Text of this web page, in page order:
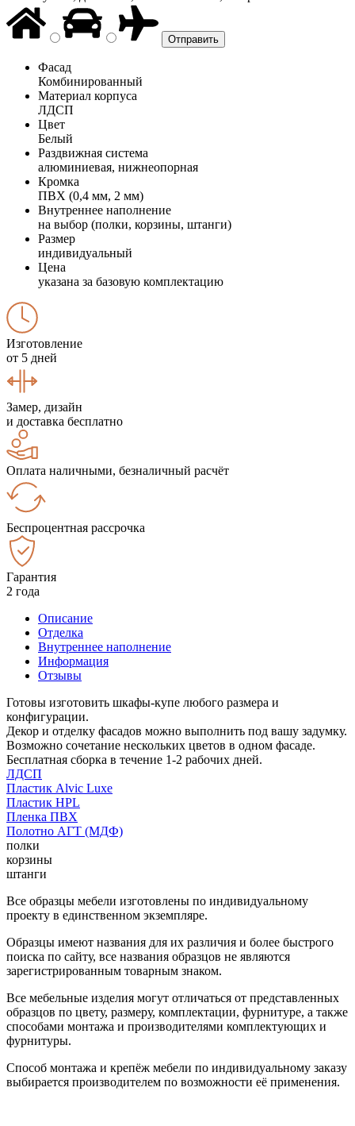
Фасад
Комбинированный
Материал корпуса
ЛДСП
Цвет
Белый
Раздвижная система
алюминиевая, нижнеопорная
Кромка
ПВХ (0,4 мм, 2 мм)
Внутреннее наполнение
на выбор (полки, корзины, штанги)
Размер
индивидуальный
Цена
указана за базовую комплектацию
Изготовление
от 5 дней
Замер, дизайн
и доставка бесплатно
Оплата наличными, безналичный расчёт
Беспроцентная рассрочка
Гарантия
2 года
Описание
Отделка
Внутреннее наполнение
Информация
Отзывы
Готовы изготовить шкафы-купе любого размера и
конфигурации.
Декор и отделку фасадов можно выполнить под вашу задумку.
Возможно сочетание нескольких цветов в одном фасаде.
Бесплатная сборка в течение 1-2 рабочих дней.
ЛДСП
Пластик Alvic Luxe
Пластик HPL
Пленка ПВХ
Полотно АГТ (МДФ)
полки
корзины
штанги
Все образцы мебели изготовлены по индивидуальному
проекту в единственном экземпляре.
Образцы имеют названия для их различия и более быстрого
поиска по сайту, все названия образцов не являются
зарегистрированным товарным знаком.
Все мебельные изделия могут отличаться от представленных
образцов по цвету, размеру, комплектации, фурнитуре, а также
способами монтажа и производителями комплектующих и
фурнитуры.
Способ монтажа и крепёж мебели по индивидуальному заказу
выбирается производителем по возможности её применения.